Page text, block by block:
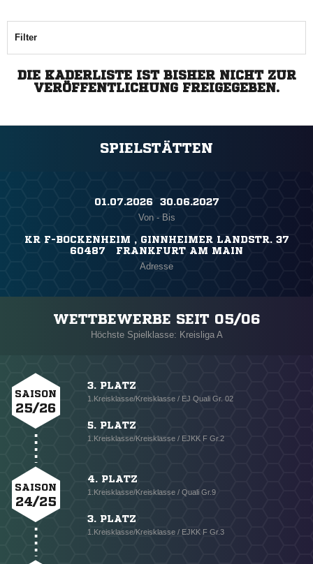
Filter
DIE KADERLISTE IST BISHER NICHT ZUR
VERÖFFENTLICHUNG FREIGEGEBEN.
SPIELSTÄTTEN
01.07.2026 ​ 30.06.2027
Von - Bis
KR F-BOCKENHEIM , GINNHEIMER LANDSTR. 37
60487 FRANKFURT AM MAIN
Adresse
WETTBEWERBE SEIT 05/06
Höchste Spielklasse: Kreisliga A
SAISON
25/26
3. PLATZ
1.Kreisklasse/Kreisklasse / EJ Quali Gr. 02
5. PLATZ
1.Kreisklasse/Kreisklasse / EJKK F Gr.2
SAISON
24/25
4. PLATZ
1.Kreisklasse/Kreisklasse / Quali Gr.9
3. PLATZ
1.Kreisklasse/Kreisklasse / EJKK F Gr.3